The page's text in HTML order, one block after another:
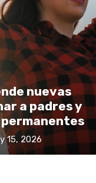
nuevas
a padres y
15, 2026